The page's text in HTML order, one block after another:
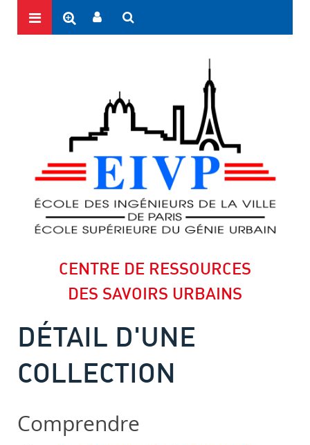
CENTRE DE RESSOURCES
DES SAVOIRS URBAINS
DÉTAIL D'UNE
COLLECTION
Comprendre